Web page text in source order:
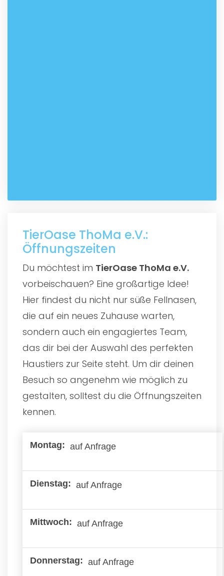
TierOase ThoMa e.V.:
Öffnungszeiten
Du möchtest im TierOase ThoMa e.V.
vorbeischauen? Eine großartige Idee!
Hier findest du nicht nur süße Fellnasen,
die auf ein neues Zuhause warten,
sondern auch ein engagiertes Team,
das dir bei der Auswahl des perfekten
Haustiers zur Seite steht. Um dir deinen
Besuch so angenehm wie möglich zu
gestalten, solltest du die Öffnungszeiten
kennen.
auf Anfrage
auf Anfrage
auf Anfrage
auf Anfrage